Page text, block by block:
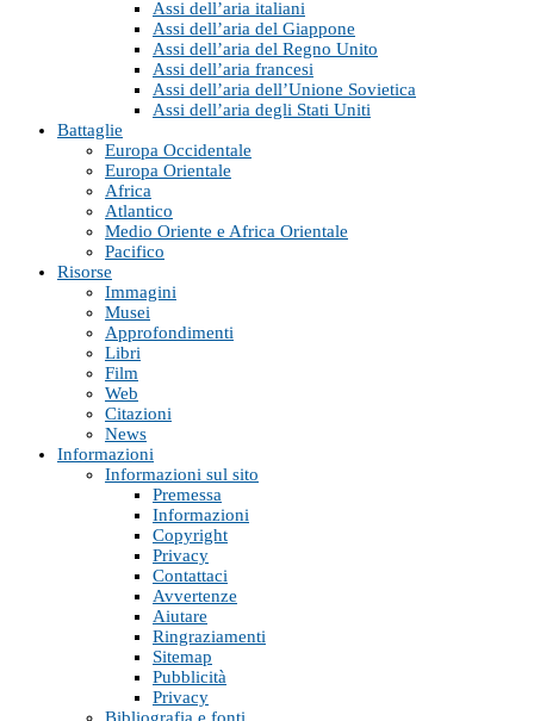
Assi dell’aria italiani
Assi dell’aria del Giappone
Assi dell’aria del Regno Unito
Assi dell’aria francesi
Assi dell’aria dell’Unione Sovietica
Assi dell’aria degli Stati Uniti
Battaglie
Europa Occidentale
Europa Orientale
Africa
Atlantico
Medio Oriente e Africa Orientale
Pacifico
Risorse
Immagini
Musei
Approfondimenti
Libri
Film
Web
Citazioni
News
Informazioni
Informazioni sul sito
Premessa
Informazioni
Copyright
Privacy
Contattaci
Avvertenze
Aiutare
Ringraziamenti
Sitemap
Pubblicità
Privacy